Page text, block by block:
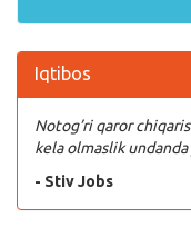
Iqtibos
Notog’ri qaror
kela olmaslik
- Stiv Jobs